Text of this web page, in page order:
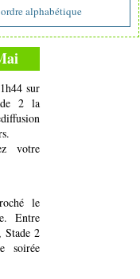
alphabétique
sur
2 la
votre
le
Entre
Stade 2
soirée